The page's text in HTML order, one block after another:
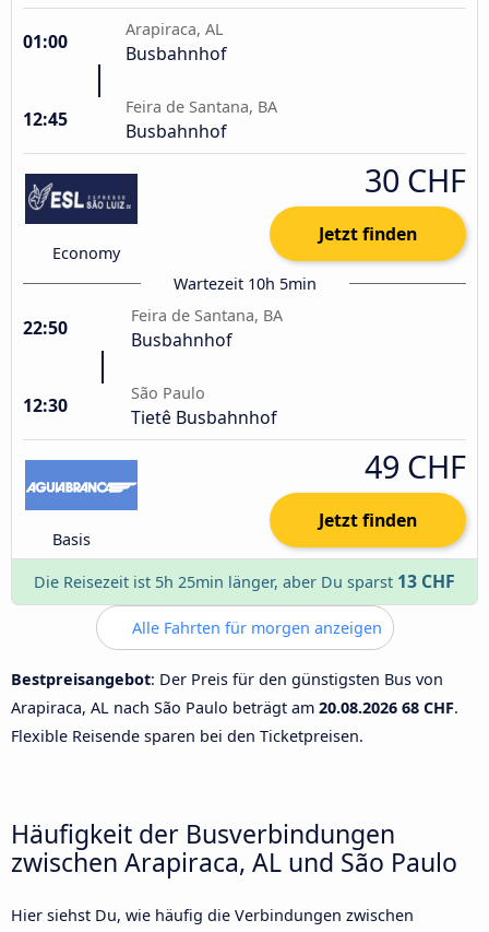
01:00
Arapiraca, AL
Busbahnhof
12:45
Feira de Santana, BA
Busbahnhof
Economy
30 CHF
Jetzt finden
Wartezeit 10h 5min
22:50
Feira de Santana, BA
Busbahnhof
12:30
São Paulo
Tietê Busbahnhof
Basis
49 CHF
Jetzt finden
Die Reisezeit ist 5h 25min länger, aber Du sparst 13 CHF
Alle Fahrten für morgen anzeigen
Bestpreisangebot: Der Preis für den günstigsten Bus von
Arapiraca, AL nach São Paulo beträgt am 20.08.2026 68 CHF.
Flexible Reisende sparen bei den Ticketpreisen.
Häufigkeit der Busverbindungen
zwischen Arapiraca, AL und São Paulo
Hier siehst Du, wie häufig die Verbindungen zwischen